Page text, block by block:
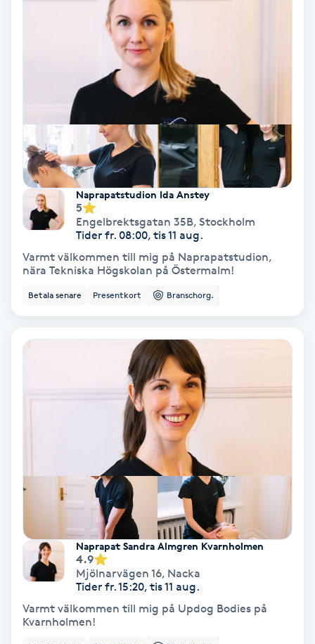
Skalpmassage
Skinbooster
Sklerosering
Skoinlägg
Skägg
Skäggklippning
Spa
Spa manikyr & pedikyr
Spa-manikyr
Naprapatstudion Ida Anstey
5
Engelbrektsgatan 35B, Stockholm
Tider fr. 08:00, tis 11 aug.
Varmt välkommen till mig på Naprapatstudion,
nära Tekniska Högskolan på Östermalm!
Betala senare Presentkort Branschorg.
Naprapat Sandra Almgren Kvarnholmen
4.9
Mjölnarvägen 16, Nacka
Tider fr. 15:20, tis 11 aug.
Varmt välkommen till mig på Updog Bodies på
Kvarnholmen!